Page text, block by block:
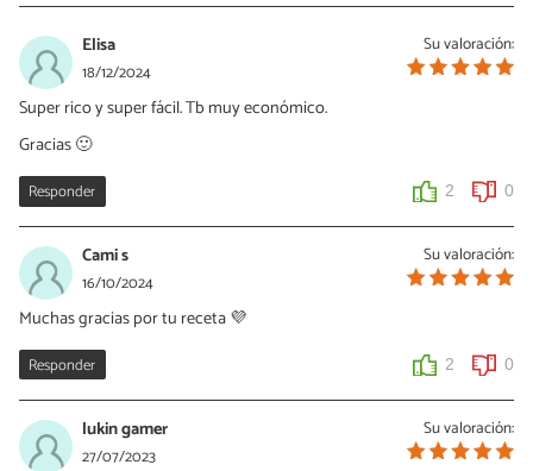
Su valoración:
Elisa
18/12/2024
Super rico y super fácil. Tb muy económico.
Gracias 🙂
Responder 2 0
Su valoración:
Cami s
16/10/2024
Muchas gracias por tu receta 💜
Responder 2 0
Su valoración:
lukin gamer
27/07/2023